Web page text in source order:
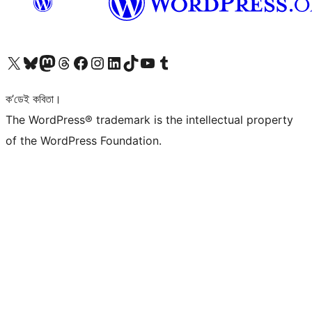
আমাৰ X (আগৰ Twitter) একাউণ্টলৈ যাওকআমাৰ Bluesky একাউণ্টলৈ যাওকআমাৰ Mastodon একাউণ্টলৈ যাওকআমাৰ Threads একাউণ্টলৈ যাওকআমাৰ Facebook পৃষ্ঠালৈ যাওকআমাৰ Instagram একাউণ্টলৈ যাওকআমাৰ LinkedIn একাউণ্টলৈ যাওকআমাৰ TikTok একাউণ্টলৈ যাওকআমাৰ YouTube চেনেললৈ যাওকআমাৰ Tumblr একাউণ্টলৈ যাওক
ক’ডেই কবিতা।
The WordPress® trademark is the intellectual property
of the WordPress Foundation.